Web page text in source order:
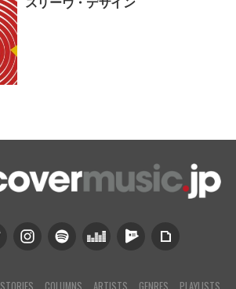
STORIES COLUMNS ARTISTS GENRES PLAYLISTS